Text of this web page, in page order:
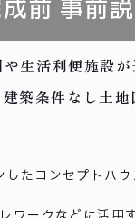
前 事前
生活利便施
築条件なし土地
コンセプトハウ